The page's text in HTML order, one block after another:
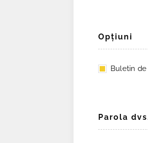
Opţiuni
Buletin de
Parola